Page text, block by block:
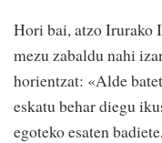
Hori bai, atzo Irurako
mezu zabaldu nahi
horientzat: «Alde
eskatu behar diegu
egoteko esaten